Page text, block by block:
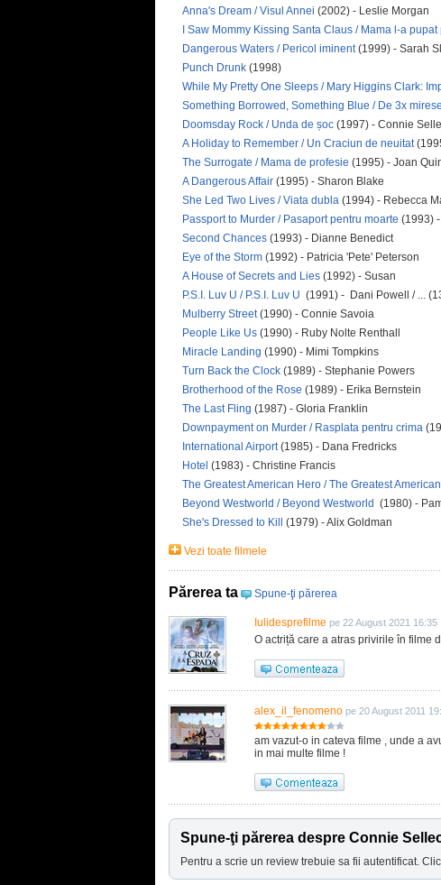
Anna's Dream / Visul Annei (2002) - Leslie Morgan
I Saw Mommy Kissing Santa Claus / Mama l-a
Dangerous Waters / Pericol iminent(1999) - Sarah
Punch Drunk (1998)
While My Pretty One Sleeps / Mary Higgins Clark:
Something Borrowed, Something Blue / De 3x mirese
Doomsday Rock / Unda de șoc (1997) - Connie
A Holiday to Remember / Un Craciun de neuitat
The Surrogate / Mama de profesie (1995) - Joan
A Dangerous Affair (1995) - Sharon Blake
She Led Two Lives / Viata dubla (1994) - Rebecca
Passport to Murder / Pasaport pentru moarte (1993)
Second Chances (1993) - Dianne Benedict
Eye of the Storm (1992) - Patricia 'Pete' Peterson
A House of Secrets and Lies (1992) - Susan
P.S.I. Luv U / P.S.I. Luv U (1991) - Dani Powell / ...
Mulberry Street(1990) - Connie Savoia
People Like Us (1990) - Ruby Nolte Renthall
Miracle Landing (1990) - Mimi Tompkins
Turn Back the Clock (1989) - Stephanie Powers
Brotherhood of the Rose (1989) - Erika Bernstein
The Last Fling (1987) - Gloria Franklin
Downpayment on Murder / Rasplata pentru crima
International Airport(1985) - Dana Fredricks
Hotel (1983) - Christine Francis
The Greatest American Hero / The Greatest
Beyond Westworld / Beyond Westworld (1980) -
She's Dressed to Kill (1979) - Alix Goldman
Vezi toate filmele
Părerea ta Spune-ţi părerea
Iulidesprefilme pe 22 August 2021 16:35
O actriță care a atras privirile în filme
alex_il_fenomeno pe 20 August 2011
am vazut-o in cateva filme , unde a
in mai multe filme !
Spune-ţi părerea despre Connie
Pentru a scrie un review trebuie sa fii autentificat.